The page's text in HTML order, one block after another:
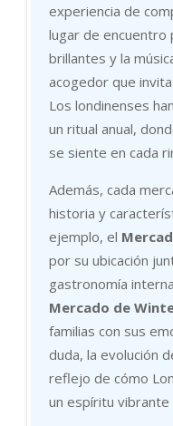
experiencia de
lugar de encuentro
brillantes y la
acogedor que
Los londinenses
un ritual anual,
se siente en cada
Además, cada
historia y
ejemplo, el
por su ubicación
gastronomía
Mercado de
familias con sus
duda, la evolución
reflejo de cómo
un espíritu vibrante